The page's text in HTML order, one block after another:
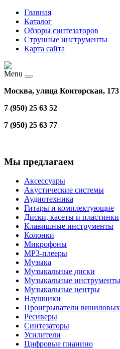
Главная
Каталог
Обзоры синтезаторов
Струнные инструменты
Карта сайта
Menu
Москва, улица Конторская, 173
7 (950) 25 63 52
7 (950) 25 63 77
Мы предлагаем
Аксессуары
Акустические системы
Аудиотехника
Гитары и комплектующие
Диски, касеты и пластинки
Клавишные инструменты
Колонки
Микрофоны
МР3-плееры
Музыка
Музыкальные диски
Музыкальные
Музыкальные центры
Наушники
Проигрыватели
Ресиверы
Синтезаторы
Усилители
Цифровые пианино